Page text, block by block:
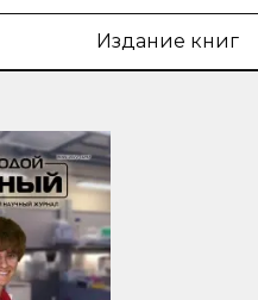
Издание книг